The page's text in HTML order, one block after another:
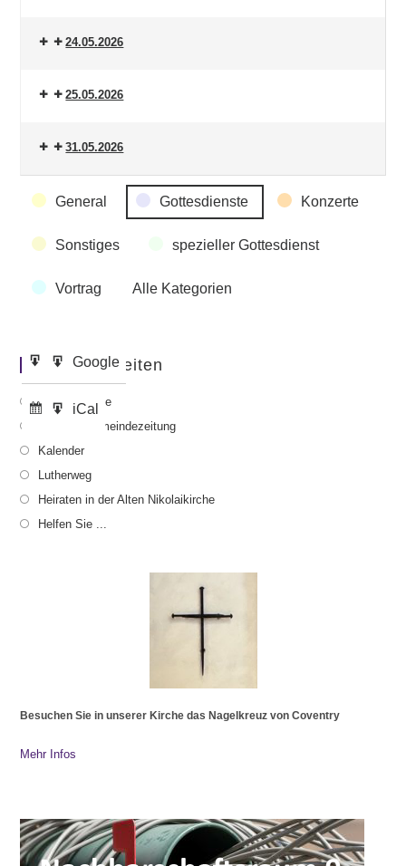
24.05.2026
25.05.2026
31.05.2026
Veranstaltungskategorien
General Gottesdienste Konzerte
Sonstiges spezieller Gottesdienst
Vortrag Alle Kategorien
Eintragen
Google
Abonnieren
iCal
Export
Google
Export
iCal
Wichtige Seiten
Gottesdienste
Aktuelle Gemeindezeitung
Kalender
Lutherweg
Heiraten in der Alten Nikolaikirche
Helfen Sie ...
Besuchen Sie in unserer Kirche das Nagelkreuz von Coventry
Mehr Infos